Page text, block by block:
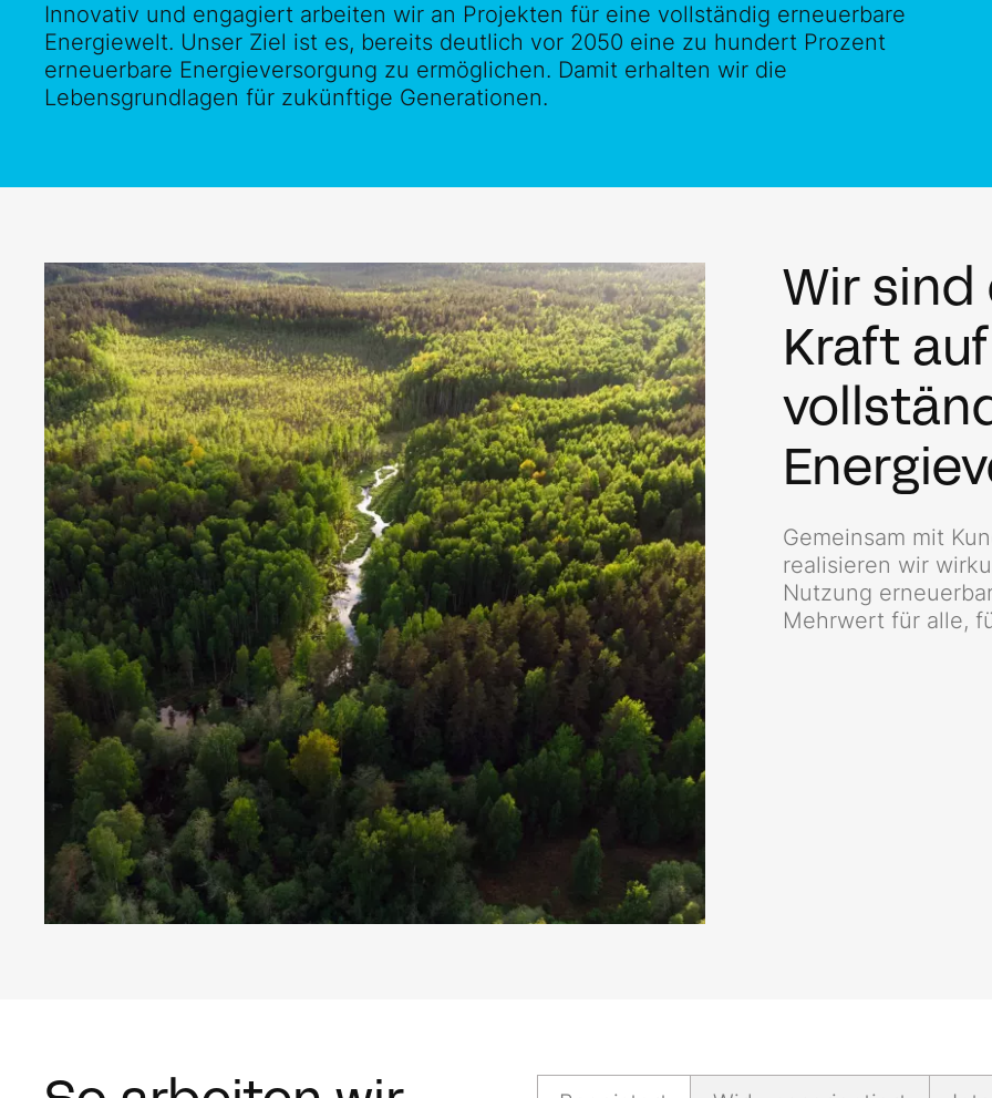
Innovativ und engagiert arbeiten wir an Projekten für eine vollständig erneuerbare
Energie­welt. Unser Ziel ist es, bereits deutlich vor 2050 eine zu hundert Prozent
erneuerbare Ener­gieversorgung zu ermöglichen. Damit erhalten wir die
Lebensgrundlagen für zu­künftige Generationen.
Wir sind
Kraft
Gemeinsam mit
realisieren wir
Nutzung
Mehrwert für alle,